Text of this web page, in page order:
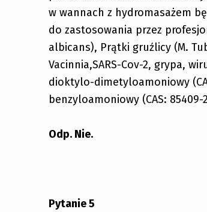
w wannach z hydromasażem
do zastosowania przez
albicans), Prątki gruźlicy (M.
Vacinnia,SARS-Cov-2, grypa,
dioktylo-dimetyloamoniowy
benzyloamoniowy (CAS: 85409-
Odp. Nie.
Pytanie 5